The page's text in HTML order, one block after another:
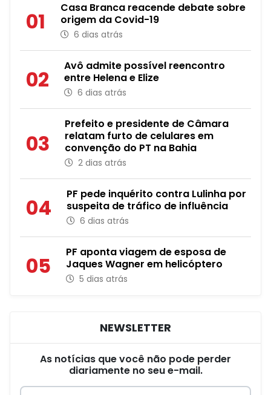
01
Casa Branca reacende debate sobre
origem da Covid-19
6 dias atrás
02
Avô admite possível reencontro
entre Helena e Elize
6 dias atrás
03
Prefeito e presidente de Câmara
relatam furto de celulares em
convenção do PT na Bahia
2 dias atrás
04
PF pede inquérito contra Lulinha por
suspeita de tráfico de influência
6 dias atrás
05
PF aponta viagem de esposa de
Jaques Wagner em helicóptero
5 dias atrás
NEWSLETTER
As notícias que você não pode perder
diariamente no seu e-mail.